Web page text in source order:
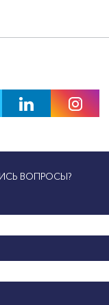
ВОПРОСЫ?